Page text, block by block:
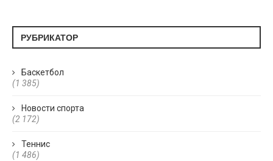
РУБРИКАТОР
Баскетбол
(1 385)
Новости спорта
(2 172)
Теннис
(1 486)